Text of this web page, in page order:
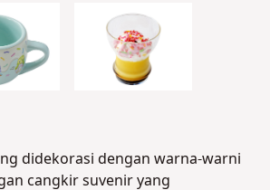
didekorasi dengan warna-warni
cangkir suvenir yang